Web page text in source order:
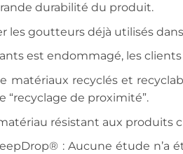
durabilité du produit.
les goutteurs déjà utilisés
est endommagé, les
matériaux recyclés et
“recyclage de proximité”.
résistant aux produits
: Aucune étude n’a